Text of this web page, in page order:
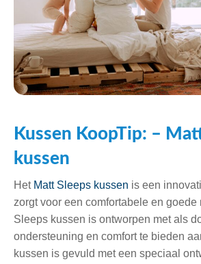
Kussen KoopTip: –
kussen
Het Matt Sleeps kussen is een
zorgt voor een comfortabele en goede
Sleeps kussen is ontworpen met als
ondersteuning en comfort te bieden
kussen is gevuld met een speciaal